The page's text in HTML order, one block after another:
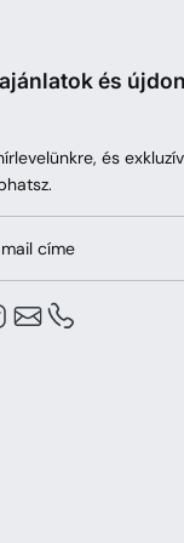
és
és
címe